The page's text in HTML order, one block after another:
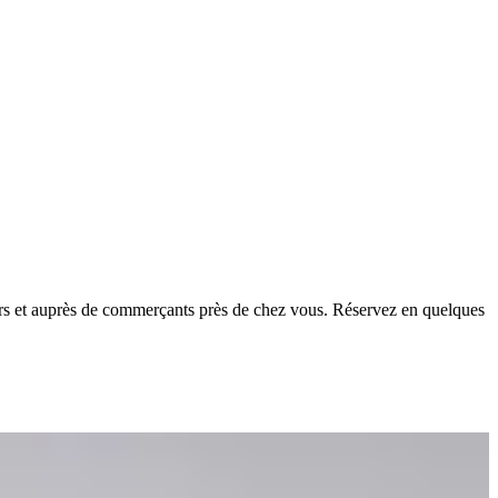
auprès de commerçants près de chez vous. Réservez en quelques